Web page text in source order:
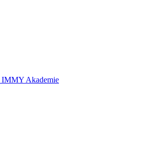
IMMY Akademie